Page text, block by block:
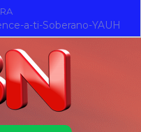
a-ti-Soberano-YAUH